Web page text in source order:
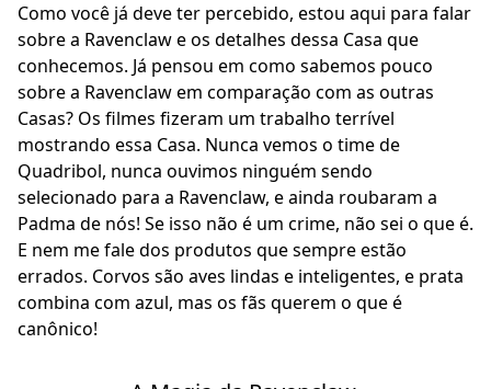
Como você já deve ter percebido, estou aqui para falar
sobre a Ravenclaw e os detalhes dessa Casa que
conhecemos. Já pensou em como sabemos pouco
sobre a Ravenclaw em comparação com as outras
Casas? Os filmes fizeram um trabalho terrível
mostrando essa Casa. Nunca vemos o time de
Quadribol, nunca ouvimos ninguém sendo
selecionado para a Ravenclaw, e ainda roubaram a
Padma de nós! Se isso não é um crime, não sei o que é.
E nem me fale dos produtos que sempre estão
errados. Corvos são aves lindas e inteligentes, e prata
combina com azul, mas os fãs querem o que é
canônico!